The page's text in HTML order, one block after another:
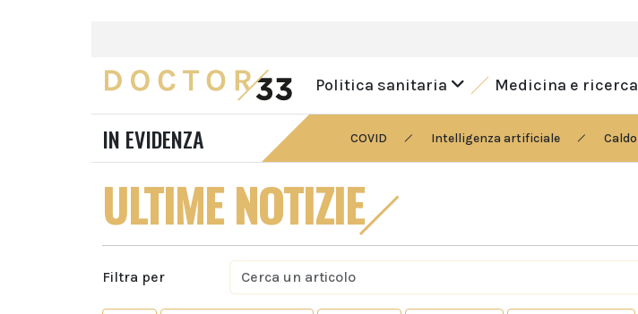
Politica sanitaria Medicina e ricerca
IN EVIDENZA COVID Intelligenza artificiale Caldo
ULTIME NOTIZIE
Filtra per